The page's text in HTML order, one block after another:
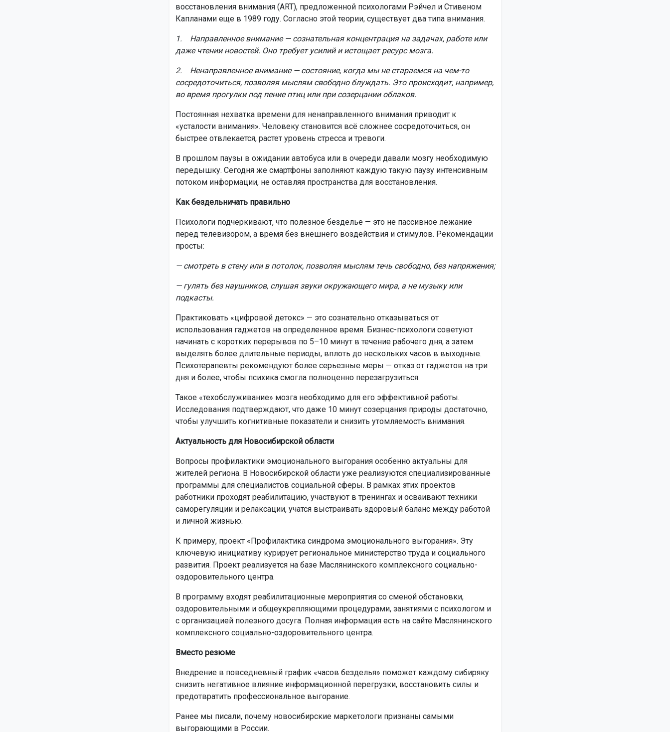
восстановления внимания (ART), предложенной психологами Рэйчел и Стивеном
Капланами еще в 1989 году. Согласно этой теории, существует два типа внимания.
1. Направленное внимание — сознательная концентрация на задачах, работе или
даже чтении новостей. Оно требует усилий и истощает ресурс мозга.
2. Ненаправленное внимание — состояние, когда мы не стараемся на чем-то
сосредоточиться, позволяя мыслям свободно блуждать. Это происходит, например,
во время прогулки под пение птиц или при созерцании облаков.
Постоянная нехватка времени для ненаправленного внимания приводит к
«усталости внимания». Человеку становится всё сложнее сосредоточиться, он
быстрее отвлекается, растет уровень стресса и тревоги.
В прошлом паузы в ожидании автобуса или в очереди давали мозгу необходимую
передышку. Сегодня же смартфоны заполняют каждую такую паузу интенсивным
потоком информации, не оставляя пространства для восстановления.
Как бездельничать правильно
Психологи подчеркивают, что полезное безделье — это не пассивное лежание
перед телевизором, а время без внешнего воздействия и стимулов. Рекомендации
просты:
— смотреть в стену или в потолок, позволяя мыслям течь свободно, без напряжения;
— гулять без наушников, слушая звуки окружающего мира, а не музыку или
подкасты.
Практиковать «цифровой детокс» — это сознательно отказываться от
использования гаджетов на определенное время. Бизнес-психологи советуют
начинать с коротких перерывов по 5–10 минут в течение рабочего дня, а затем
выделять более длительные периоды, вплоть до нескольких часов в выходные.
Психотерапевты рекомендуют более серьезные меры — отказ от гаджетов на три
дня и более, чтобы психика смогла полноценно перезагрузиться.
Такое «техобслуживание» мозга необходимо для его эффективной работы.
Исследования подтверждают, что даже 10 минут созерцания природы достаточно,
чтобы улучшить когнитивные показатели и снизить утомляемость внимания.
Актуальность для Новосибирской области
Вопросы профилактики эмоционального выгорания особенно актуальны для
жителей региона. В Новосибирской области уже реализуются специализированные
программы для специалистов социальной сферы. В рамках этих проектов
работники проходят реабилитацию, участвуют в тренингах и осваивают техники
саморегуляции и релаксации, учатся выстраивать здоровый баланс между работой
и личной жизнью.
К примеру, проект «Профилактика синдрома эмоционального выгорания». Эту
ключевую инициативу курирует региональное министерство труда и социального
развития. Проект реализуется на базе Маслянинского комплексного социально-
оздоровительного центра.
В программу входят реабилитационные мероприятия со сменой обстановки,
оздоровительными и общеукрепляющими процедурами, занятиями с психологом и
с организацией полезного досуга. Полная информация есть на сайте Маслянинского
комплексного социально-оздоровительного центра.
Вместо резюме
Внедрение в повседневный график «часов безделья» поможет каждому сибиряку
снизить негативное влияние информационной перегрузки, восстановить силы и
предотвратить профессиональное выгорание.
Ранее мы писали, почему новосибирские маркетологи признаны самыми
выгорающими в России.